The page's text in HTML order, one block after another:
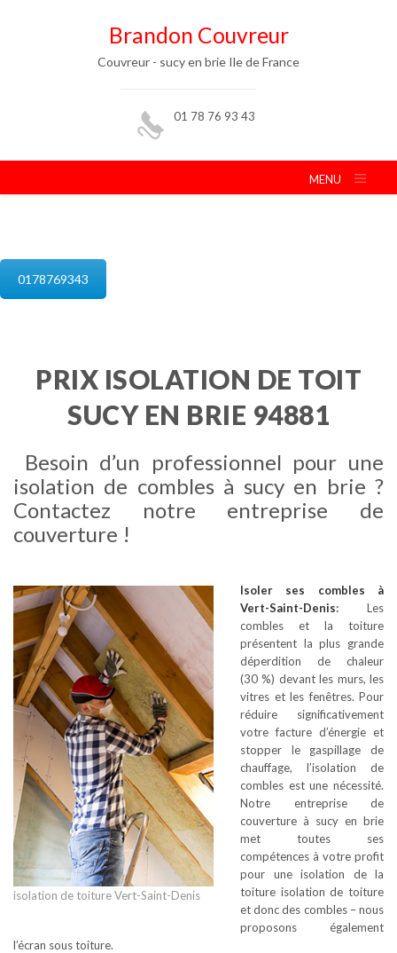
Brandon Couvreur
Couvreur - sucy en brie Ile de France
01 78 76 93 43
MENU
0178769343
PRIX ISOLATION DE TOIT
SUCY EN BRIE 94881
Besoin d’un professionnel pour une
isolation de combles à sucy en brie ?
Contactez notre entreprise de
couverture !
isolation de toiture Vert-Saint-Denis
Isoler ses combles à
Vert-Saint-Denis: Les
combles et la toiture
présentent la plus grande
déperdition de chaleur
(30 %) devant les murs, les
vitres et les fenêtres. Pour
réduire significativement
votre facture d’énergie et
stopper le gaspillage de
chauffage, l’isolation de
combles est une nécessité.
Notre entreprise de
couverture à sucy en brie
met toutes ses
compétences à votre profit
pour une isolation de la
toiture isolation de toiture
et donc des combles – nous
proposons également
l’écran sous toiture.